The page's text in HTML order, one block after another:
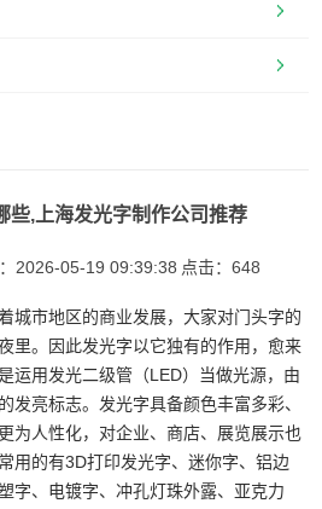
些,上海发光字制作公司推荐
2026-05-19 09:39:38 点击： 648
城市地区的商业发展，大家对门头字的
里。因此发光字以它独有的作用，愈来
运用发光二级管（LED）当做光源，由
发亮标志。发光字具备颜色丰富多彩、
为人性化，对企业、商店、展览展示也
用的有3D打印发光字、迷你字、铝边
字、电镀字、冲孔灯珠外露、亚克力